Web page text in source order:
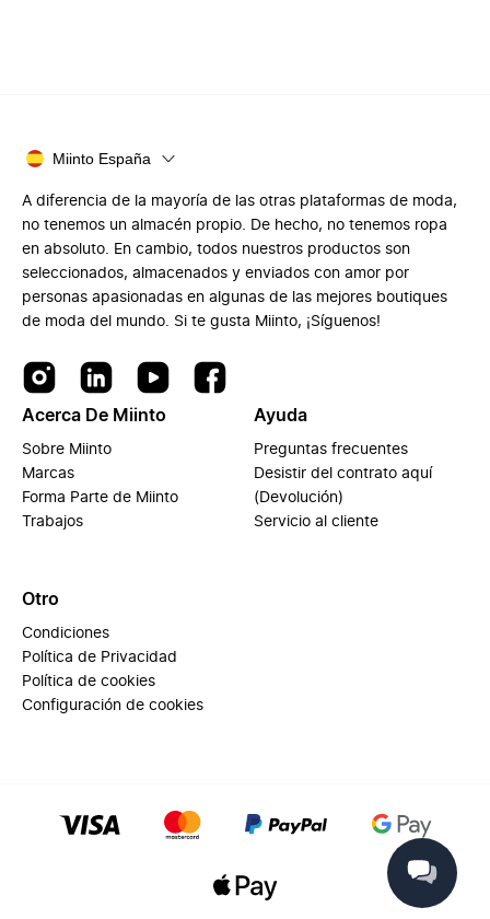
Miinto España
A diferencia de la mayoría de las otras plataformas de moda,
no tenemos un almacén propio. De hecho, no tenemos ropa
en absoluto. En cambio, todos nuestros productos son
seleccionados, almacenados y enviados con amor por
personas apasionadas en algunas de las mejores boutiques
de moda del mundo. Si te gusta Miinto, ¡Síguenos!
Acerca De Miinto
Sobre Miinto
Marcas
Forma Parte de Miinto
Trabajos
Ayuda
Preguntas frecuentes
Desistir del contrato aquí
(Devolución)
Servicio al cliente
Otro
Condiciones
Política de Privacidad
Política de cookies
Configuración de cookies